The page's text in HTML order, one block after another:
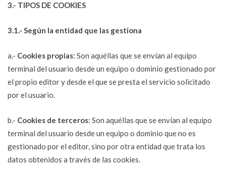
3.- TIPOS DE COOKIES
3.1.- Según la entidad que las gestiona
a.- Cookies propias: Son aquéllas que se envían al equipo
terminal del usuario desde un equipo o dominio gestionado por
el propio editor y desde el que se presta el servicio solicitado
por el usuario.
b.- Cookies de terceros: Son aquéllas que se envían al equipo
terminal del usuario desde un equipo o dominio que no es
gestionado por el editor, sino por otra entidad que trata los
datos obtenidos a través de las cookies.